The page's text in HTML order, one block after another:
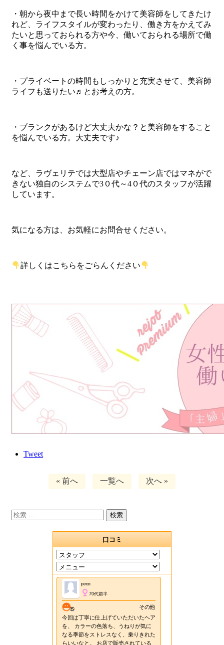
・朝から夜中まで長い時間をかけて美容師をしてきたけ
れど、ライフスタイルが変わったり、働き方をかえてみ
たいと思っておられる方や今、働いておられる場所で働
く事を悩んでいる方。
・プライベートの時間もしっかりと充実させて、美容師
ライフも送りたい♬とお考えの方。
・ブランクがあるけど大丈夫かな？と美容師をすること
を悩んでいる方。大丈夫です♪
など、ラヴェリテでは大型店やチェーン店ではマネがで
きない独自のシステムで3０代～4０代のスタッフが活躍
しています。
気になる方は、お気軽にお問合せください。
詳しくはこちらをごらんください
Tweet
« 前へ 一覧へ 次へ »